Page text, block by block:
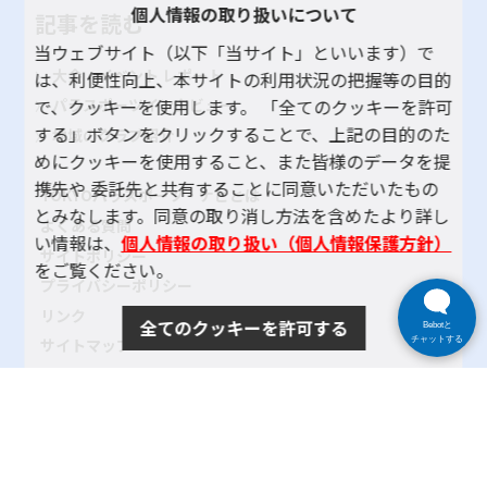
記事を読む
大会・イベント レポート
パラスポーツインタビュー
地域のクラブ紹介
TOKYOパラスポーツ・ナビとは
よくある質問
サイトポリシー
プライバシーポリシー
サイトマップ
個人情報の取り扱いについて
当ウェブサイト（以下「当サイト」といいます）で
は、利便性向上、本サイトの利用状況の把握等の目的
で、クッキーを使用します。 「全てのクッキーを許可
する」ボタンをクリックすることで、上記の目的のた
めにクッキーを使用すること、また皆様のデータを提
携先や 委託先と共有することに同意いただいたもの
とみなします。同意の取り消し方法を含めたより詳し
い情報は、個人情報の取り扱い（個人情報保護方針）
をご覧ください。
全てのクッキーを許可する
Bebotと
チャットする